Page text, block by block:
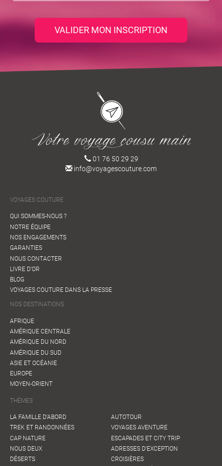
VALIDER MON INSCRIPTION
01 76 50 29 29
info@voyagescouture.com
VOYAGES COUTURE
QUI SOMMES-NOUS ?
NOTRE ÉQUIPE
NOS ENGAGEMENTS
GARANTIES
NOUS CONTACTER
LIVRE D'OR
BLOG
VOYAGES COUTURE DANS LA PRESSE
NOS DESTINATIONS
AFRIQUE
AMÉRIQUE CENTRALE
AMÉRIQUE DU NORD
AMÉRIQUE DU SUD
ASIE ET OCÉANIE
EUROPE
MOYEN-ORIENT
THÈMES
LA FAMILLE D'ABORD
TREK ET RANDONNÉES
CAP NATURE
NOUS DEUX
DÉSERTS
AUTOTOUR
VOYAGES AVENTURE
ESCAPADES ET CITY TRIP
ADRESSES D'EXCEPTION
CROISIÈRES